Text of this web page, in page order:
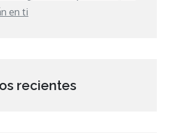
en ti
recientes